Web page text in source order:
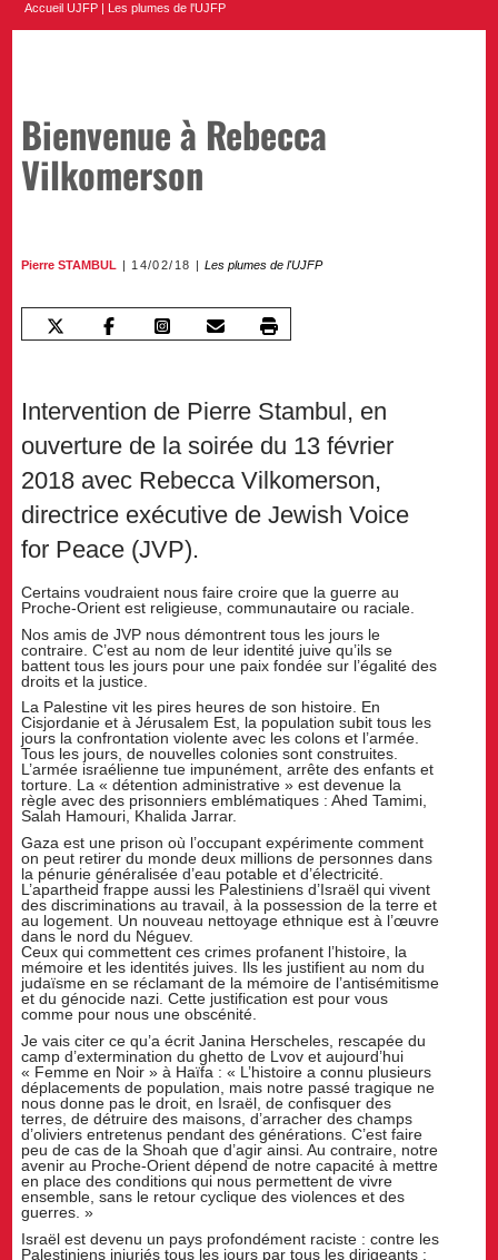
Accueil UJFP Les plumes de l'UJFP
Bienvenue à Rebecca
Vilkomerson
Pierre STAMBUL 14/02/18 Les plumes de l'UJFP
Intervention de Pierre Stambul, en
ouverture de la soirée du 13 février
2018 avec Rebecca Vilkomerson,
directrice exécutive de Jewish Voice
for Peace (JVP).
Certains voudraient nous faire croire que la guerre au
Proche-Orient est religieuse, communautaire ou raciale.
Nos amis de JVP nous démontrent tous les jours le
contraire. C’est au nom de leur identité juive qu’ils se
battent tous les jours pour une paix fondée sur l’égalité des
droits et la justice.
La Palestine vit les pires heures de son histoire. En
Cisjordanie et à Jérusalem Est, la population subit tous les
jours la confrontation violente avec les colons et l’armée.
Tous les jours, de nouvelles colonies sont construites.
L’armée israélienne tue impunément, arrête des enfants et
torture. La « détention administrative » est devenue la
règle avec des prisonniers emblématiques : Ahed Tamimi,
Salah Hamouri, Khalida Jarrar.
Gaza est une prison où l’occupant expérimente comment
on peut retirer du monde deux millions de personnes dans
la pénurie généralisée d’eau potable et d’électricité.
L’apartheid frappe aussi les Palestiniens d’Israël qui vivent
des discriminations au travail, à la possession de la terre et
au logement. Un nouveau nettoyage ethnique est à l’œuvre
dans le nord du Néguev.
Ceux qui commettent ces crimes profanent l’histoire, la
mémoire et les identités juives. Ils les justifient au nom du
judaïsme en se réclamant de la mémoire de l’antisémitisme
et du génocide nazi. Cette justification est pour vous
comme pour nous une obscénité.
Je vais citer ce qu’a écrit Janina Herscheles, rescapée du
camp d’extermination du ghetto de Lvov et aujourd’hui
« Femme en Noir » à Haïfa : « L’histoire a connu plusieurs
déplacements de population, mais notre passé tragique ne
nous donne pas le droit, en Israël, de confisquer des
terres, de détruire des maisons, d’arracher des champs
d’oliviers entretenus pendant des générations. C’est faire
peu de cas de la Shoah que d’agir ainsi. Au contraire, notre
avenir au Proche-Orient dépend de notre capacité à mettre
en place des conditions qui nous permettent de vivre
ensemble, sans le retour cyclique des violences et des
guerres. »
Israël est devenu un pays profondément raciste : contre les
Palestiniens injuriés tous les jours par tous les dirigeants :